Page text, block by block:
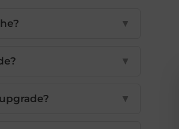
▼
▼
▼